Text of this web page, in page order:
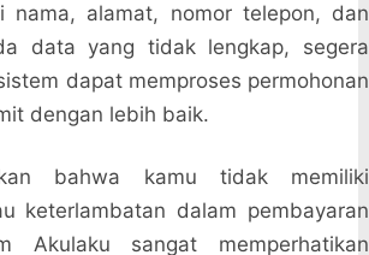
nama, alamat, nomor telepon, dan
data yang tidak lengkap, segera
dapat memproses permohonan
dengan lebih baik.
bahwa kamu tidak memiliki
keterlambatan dalam pembayaran
Akulaku sangat memperhatikan